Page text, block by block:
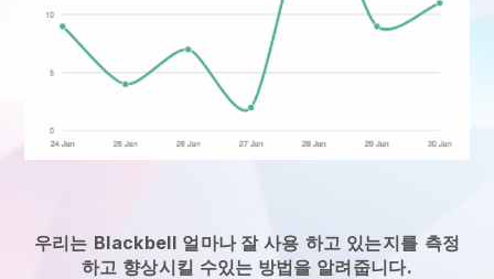
우리는 Blackbell 얼마나 잘 사용 하고 있는지를 측정
하고 향상시킬 수있는 방법을 알려줍니다.